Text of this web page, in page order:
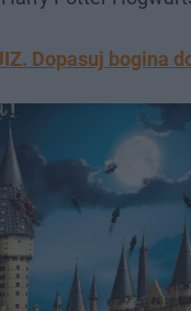
Dopasuj bogina